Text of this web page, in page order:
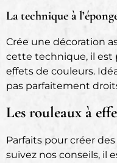
La technique à
Crée une décoration
cette technique, il est
effets de couleurs.
pas parfaitement
Les rouleaux à
Parfaits pour créer
suivez nos conseils, il